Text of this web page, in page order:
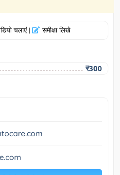
चलाएं | समीक्षा लिखे
₹300